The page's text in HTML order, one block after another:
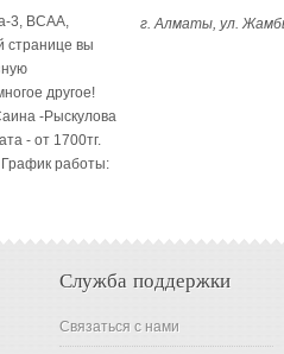
3, BCAA,
странице вы
другое!
-Рыскулова
- от 1700тг.
График работы:
г. Алматы, ул.
Служба поддержки
Связаться с нами